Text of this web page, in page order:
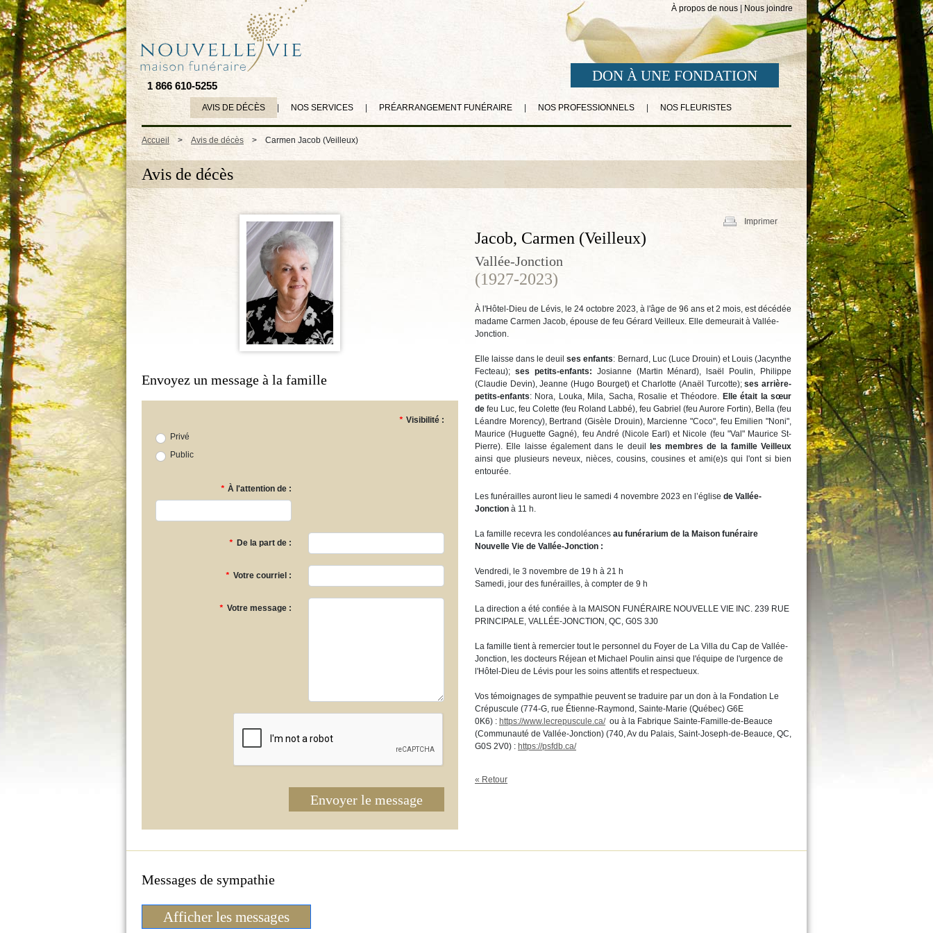
À propos de nous Nous joindre
1 866 610-5255
DON À UNE FONDATION
AVIS DE DÉCÈS NOS SERVICES PRÉARRANGEMENT FUNÉRAIRE NOS PROFESSIONNELS NOS FLEURISTES
Accueil > Avis de décès > Carmen Jacob (Veilleux)
Avis de décès
Envoyez un message à la famille
* Visibilité :
Privé
Public
* À l'attention de :
* De la part de :
* Votre courriel :
* Votre message :
Envoyer le message
Imprimer
Jacob, Carmen (Veilleux)
Vallée-Jonction
(1927-2023)
À l'Hôtel-Dieu de Lévis, le 24 octobre 2023, à l'âge de 96 ans et 2 mois, est décédée
madame Carmen Jacob, épouse de feu Gérard Veilleux. Elle demeurait à Vallée-
Jonction.
Elle laisse dans le deuilses enfants: Bernard, Luc (Luce Drouin) et Louis (Jacynthe
Fecteau); ses petits-enfants: Josianne (Martin Ménard), lsaël Poulin, Philippe
(Claudie Devin), Jeanne (Hugo Bourget) et Charlotte (Anaël Turcotte);ses arrière-
petits-enfants: Nora, Louka, Mila, Sacha, Rosalie et Théodore. Elle était la sœur
de feu Luc, feu Colette (feu Roland Labbé), feu Gabriel (feu Aurore Fortin), Bella (feu
Léandre Morency), Bertrand (Gisèle Drouin), Marcienne "Coco", feu Emilien "Noni",
Maurice (Huguette Gagné), feu André (Nicole Earl) et Nicole (feu "Val" Maurice St-
Pierre). Elle laisse également dans le deuil
les membres de la famille Veilleux
ainsi que plusieurs neveux, nièces, cousins, cousines et ami(e)s qui l'ont si bien
entourée.
Les funérailles auront lieu le samedi 4 novembre 2023 en l’église de Vallée-
Jonction à 11 h.
La famille recevra les condoléances au funérarium de la Maison funéraire
Nouvelle Vie de Vallée-Jonction :
Vendredi, le 3 novembre de 19 h à 21 h
Samedi, jour des funérailles, à compter de 9 h
La direction a été confiée à la MAISON FUNÉRAIRE NOUVELLE VIE INC. 239 RUE
PRINCIPALE, VALLÉE-JONCTION, QC, G0S 3J0
La famille tient à remercier tout le personnel du Foyer de La Villa du Cap de Vallée-
Jonction, les docteurs Réjean et Michael Poulin ainsi que l'équipe de l'urgence de
l'Hôtel-Dieu de Lévis pour les soins attentifs et respectueux.
Vos témoignages de sympathie peuvent se traduire par un don à la Fondation Le
Crépuscule (774-G, rue Étienne-Raymond, Sainte-Marie (Québec) G6E
0K6) : https://www.lecrepuscule.ca/ou à la Fabrique Sainte-Famille-de-Beauce
(Communauté de Vallée-Jonction) (740, Av du Palais, Saint-Joseph-de-Beauce, QC,
G0S 2V0) : https://psfdb.ca/
« Retour
Messages de sympathie
Afficher les messages